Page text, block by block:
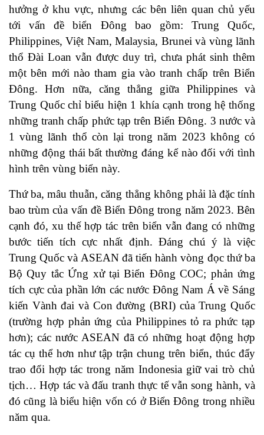
hưởng ở khu vực, nhưng các bên liên quan chủ yếu
tới vấn đề biển Đông bao gồm: Trung Quốc,
Philippines, Việt Nam, Malaysia, Brunei và vùng lãnh
thổ Đài Loan vẫn được duy trì, chưa phát sinh thêm
một bên mới nào tham gia vào tranh chấp trên Biển
Đông. Hơn nữa, căng thẳng giữa Philippines và
Trung Quốc chỉ biểu hiện 1 khía cạnh trong hệ thống
những tranh chấp phức tạp trên Biển Đông. 3 nước và
1 vùng lãnh thổ còn lại trong năm 2023 không có
những động thái bất thường đáng kể nào đối với tình
hình trên vùng biển này.
Thứ ba, mâu thuẫn, căng thẳng không phải là đặc tính
bao trùm của vấn đề Biển Đông trong năm 2023. Bên
cạnh đó, xu thế hợp tác trên biển vẫn đang có những
bước tiến tích cực nhất định. Đáng chú ý là việc
Trung Quốc và ASEAN đã tiến hành vòng đọc thứ ba
Bộ Quy tắc Ứng xử tại Biển Đông COC; phản ứng
tích cực của phần lớn các nước Đông Nam Á về Sáng
kiến Vành đai và Con đường (BRI) của Trung Quốc
(trường hợp phản ứng của Philippines tỏ ra phức tạp
hơn); các nước ASEAN đã có những hoạt động hợp
tác cụ thể hơn như tập trận chung trên biển, thúc đẩy
trao đổi hợp tác trong năm Indonesia giữ vai trò chủ
tịch… Hợp tác và đấu tranh thực tế vẫn song hành, và
đó cũng là biểu hiện vốn có ở Biển Đông trong nhiều
năm qua.